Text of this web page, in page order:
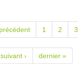
1 2 3
suivant ›
dernier »